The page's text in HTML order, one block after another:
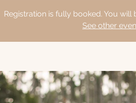
Registration is fully booked. You will
See other